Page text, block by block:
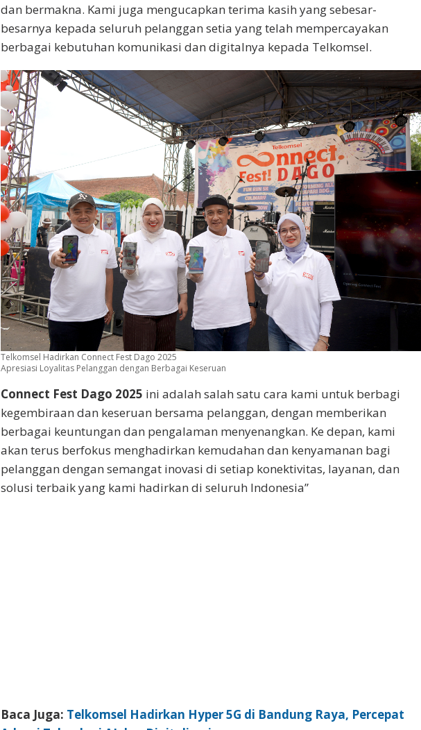
dan bermakna. Kami juga mengucapkan terima kasih yang sebesar-
besarnya kepada seluruh pelanggan setia yang telah mempercayakan
berbagai kebutuhan komunikasi dan digitalnya kepada Telkomsel.
Telkomsel Hadirkan Connect Fest Dago 2025
Apresiasi Loyalitas Pelanggan dengan Berbagai Keseruan
Connect Fest Dago 2025 ini adalah salah satu cara kami untuk berbagi
kegembiraan dan keseruan bersama pelanggan, dengan memberikan
berbagai keuntungan dan pengalaman menyenangkan. Ke depan, kami
akan terus berfokus menghadirkan kemudahan dan kenyamanan bagi
pelanggan dengan semangat inovasi di setiap konektivitas, layanan, dan
solusi terbaik yang kami hadirkan di seluruh Indonesia”
Baca Juga: Telkomsel Hadirkan Hyper 5G di Bandung Raya, Percepat